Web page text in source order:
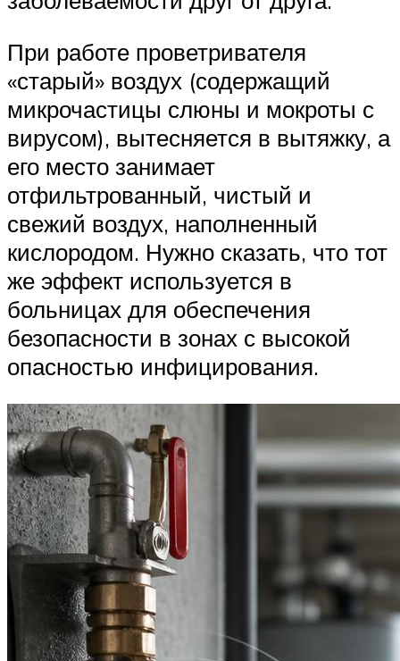
При работе проветривателя
«старый» воздух (содержащий
микрочастицы слюны и мокроты с
вирусом), вытесняется в вытяжку, а
его место занимает
отфильтрованный, чистый и
свежий воздух, наполненный
кислородом. Нужно сказать, что тот
же эффект используется в
больницах для обеспечения
безопасности в зонах с высокой
опасностью инфицирования.